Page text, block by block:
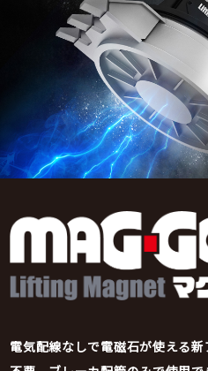
電気配線なしで電磁石が使える新